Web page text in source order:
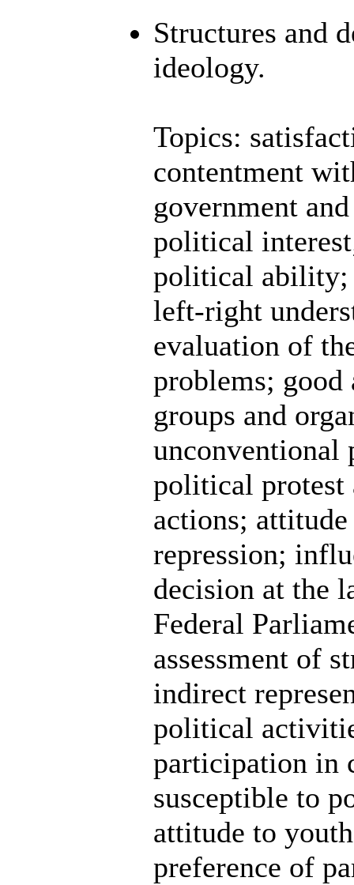
Structures and
ideology.
Topics:
contentment
government
political
political ability;
left-right
evaluation of
problems; good
groups and
political protest
actions;
repression;
decision at the
Federal
assessment of
indirect
political
participation in
susceptible to
attitude to
preference of